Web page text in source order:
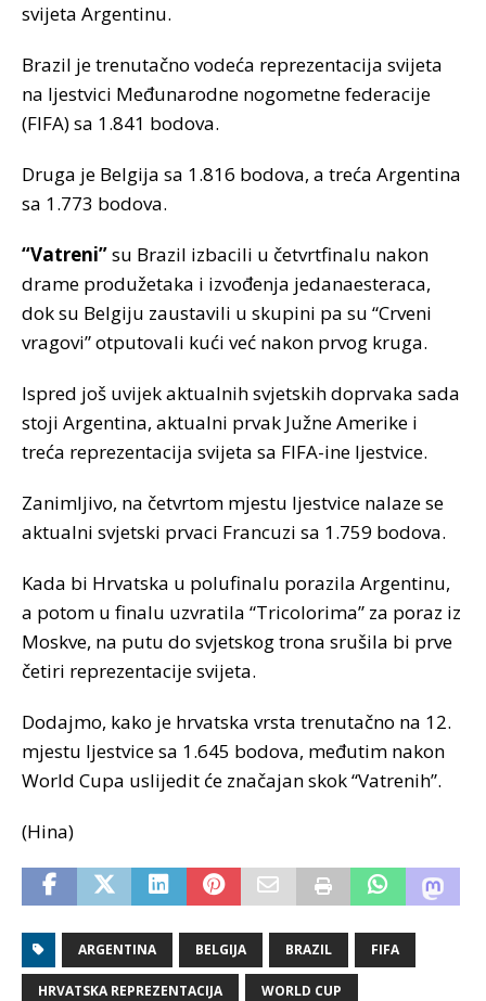
svijeta Argentinu.
Brazil je trenutačno vodeća reprezentacija svijeta
na ljestvici Međunarodne nogometne federacije
(FIFA) sa 1.841 bodova.
Druga je Belgija sa 1.816 bodova, a treća Argentina
sa 1.773 bodova.
“Vatreni”su Brazil izbacili u četvrtfinalu nakon
drame produžetaka i izvođenja jedanaesteraca,
dok su Belgiju zaustavili u skupini pa su “Crveni
vragovi” otputovali kući već nakon prvog kruga.
Ispred još uvijek aktualnih svjetskih doprvaka sada
stoji Argentina, aktualni prvak Južne Amerike i
treća reprezentacija svijeta sa FIFA-ine ljestvice.
Zanimljivo, na četvrtom mjestu ljestvice nalaze se
aktualni svjetski prvaci Francuzi sa 1.759 bodova.
Kada bi Hrvatska u polufinalu porazila Argentinu,
a potom u finalu uzvratila “Tricolorima” za poraz iz
Moskve, na putu do svjetskog trona srušila bi prve
četiri reprezentacije svijeta.
Dodajmo, kako je hrvatska vrsta trenutačno na 12.
mjestu ljestvice sa 1.645 bodova, međutim nakon
World Cupa uslijedit će značajan skok “Vatrenih”.
(Hina)
ARGENTINA BELGIJA BRAZIL FIFA
HRVATSKA REPREZENTACIJA WORLD CUP